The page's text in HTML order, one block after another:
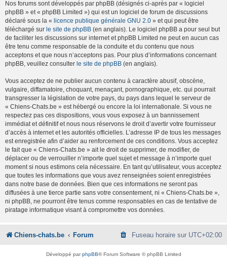
Nos forums sont développés par phpBB (désignés ci-après par « logiciel
phpBB » et « phpBB Limited ») qui est un logiciel de forum de discussions
déclaré sous la « licence publique générale GNU 2.0 » et qui peut être
téléchargé sur le site de phpBB (en anglais). Le logiciel phpBB a pour seul but
de faciliter les discussions sur internet et phpBB Limited ne peut en aucun cas
être tenu comme responsable de la conduite et du contenu que nous
acceptons et que nous n’acceptons pas. Pour plus d’informations concernant
phpBB, veuillez consulter le site de phpBB (en anglais).
Vous acceptez de ne publier aucun contenu à caractère abusif, obscène,
vulgaire, diffamatoire, choquant, menaçant, pornographique, etc. qui pourrait
transgresser la législation de votre pays, du pays dans lequel le serveur de
« Chiens-Chats.be » est hébergé ou encore la loi internationale. Si vous ne
respectez pas ces dispositions, vous vous exposez à un bannissement
immédiat et définitif et nous nous réservons le droit d’avertir votre fournisseur
d’accès à internet et les autorités officielles. L’adresse IP de tous les messages
est enregistrée afin d’aider au renforcement de ces conditions. Vous acceptez
le fait que « Chiens-Chats.be » ait le droit de supprimer, de modifier, de
déplacer ou de verrouiller n’importe quel sujet et message à n’importe quel
moment si nous estimons cela nécessaire. En tant qu’utilisateur, vous acceptez
que toutes les informations que vous avez renseignées soient enregistrées
dans notre base de données. Bien que ces informations ne seront pas
diffusées à une tierce partie sans votre consentement, ni « Chiens-Chats.be »,
ni phpBB, ne pourront être tenus comme responsables en cas de tentative de
piratage informatique visant à compromettre vos données.
Chiens-chats.be Forum Fuseau horaire sur UTC+02:00
Développé parphpBB® Forum Software © phpBB Limited